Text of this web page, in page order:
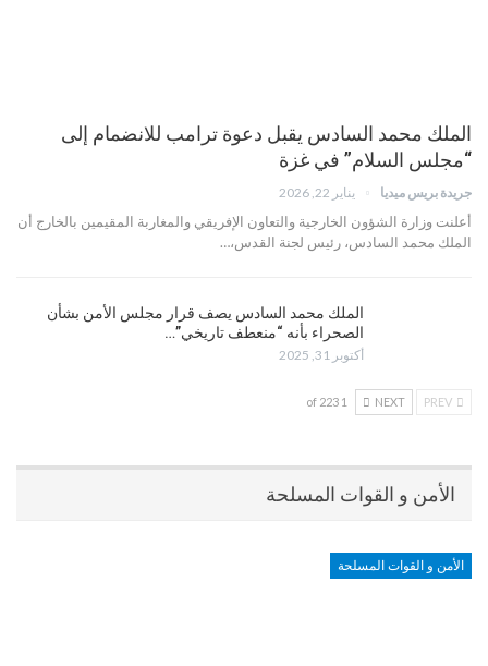
الملك محمد السادس يقبل دعوة ترامب للانضمام إلى
“مجلس السلام” في غزة
جريدة بريس ميديا يناير 22, 2026
أعلنت وزارة الشؤون الخارجية والتعاون الإفريقي والمغاربة المقيمين بالخارج أن
الملك محمد السادس، رئيس لجنة القدس،…
الملك محمد السادس يصف قرار مجلس الأمن بشأن
الصحراء بأنه “منعطف تاريخي”…
أكتوبر 31, 2025
NEXT
1 of 223
الأمن و القوات المسلحة
الأمن و القوات المسلحة